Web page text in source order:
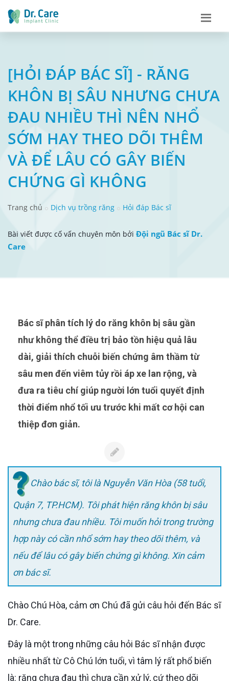
[HỎI ĐÁP BÁC SĨ] - RĂNG
KHÔN BỊ SÂU NHƯNG CHƯA
ĐAU NHIỀU THÌ NÊN NHỔ
SỚM HAY THEO DÕI THÊM
VÀ ĐỂ LÂU CÓ GÂY BIẾN
CHỨNG GÌ KHÔNG
Trang chủ Dịch vụ trồng răng Hỏi đáp Bác sĩ
Bài viết được cố vấn chuyên môn bởi Đội ngũ Bác sĩ Dr.
Care
Bác sĩ phân tích lý do răng khôn bị sâu gần
như không thể điều trị bảo tồn hiệu quả lâu
dài, giải thích chuỗi biến chứng âm thầm từ
sâu men đến viêm tủy rồi áp xe lan rộng, và
đưa ra tiêu chí giúp người lớn tuổi quyết định
thời điểm nhổ tối ưu trước khi mất cơ hội can
thiệp đơn giản.
Chào bác sĩ, tôi là Nguyễn Văn Hòa (58 tuổi,
Quận 7, TP.HCM). Tôi phát hiện răng khôn bị sâu
nhưng chưa đau nhiều. Tôi muốn hỏi trong trường
hợp này có cần nhổ sớm hay theo dõi thêm, và
nếu để lâu có gây biến chứng gì không. Xin cảm
ơn bác sĩ.
Chào Chú Hòa, cảm ơn Chú đã gửi câu hỏi đến Bác sĩ
Dr. Care.
Đây là một trong những câu hỏi Bác sĩ nhận được
nhiều nhất từ Cô Chú lớn tuổi, vì tâm lý rất phổ biến
là: răng chưa đau thì chưa cần xử lý, cứ theo dõi